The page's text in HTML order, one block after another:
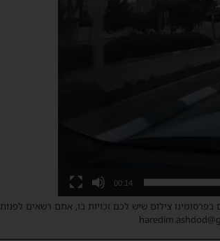
00:14
בפרסומינו צילום שיש לכם זכויות בו, אתם רשאים לפנות